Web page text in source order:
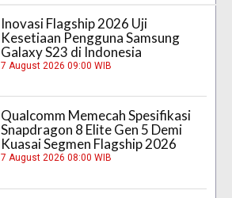
Inovasi Flagship 2026 Uji
Kesetiaan Pengguna Samsung
Galaxy S23 di Indonesia
7 August 2026 09:00 WIB
Qualcomm Memecah Spesifikasi
Snapdragon 8 Elite Gen 5 Demi
Kuasai Segmen Flagship 2026
7 August 2026 08:00 WIB